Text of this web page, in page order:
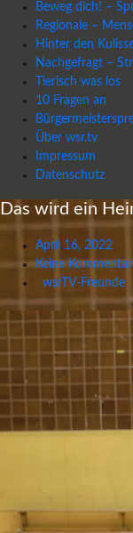
Beweg dich! –
Regionale –
Hinter den
Nachgefragt –
Tierisch was los
10 Fragen an
Über wsr.tv
Impressum
Datenschutz
Das wird ein
April 16, 2022
Keine
wsrTV-Freunde